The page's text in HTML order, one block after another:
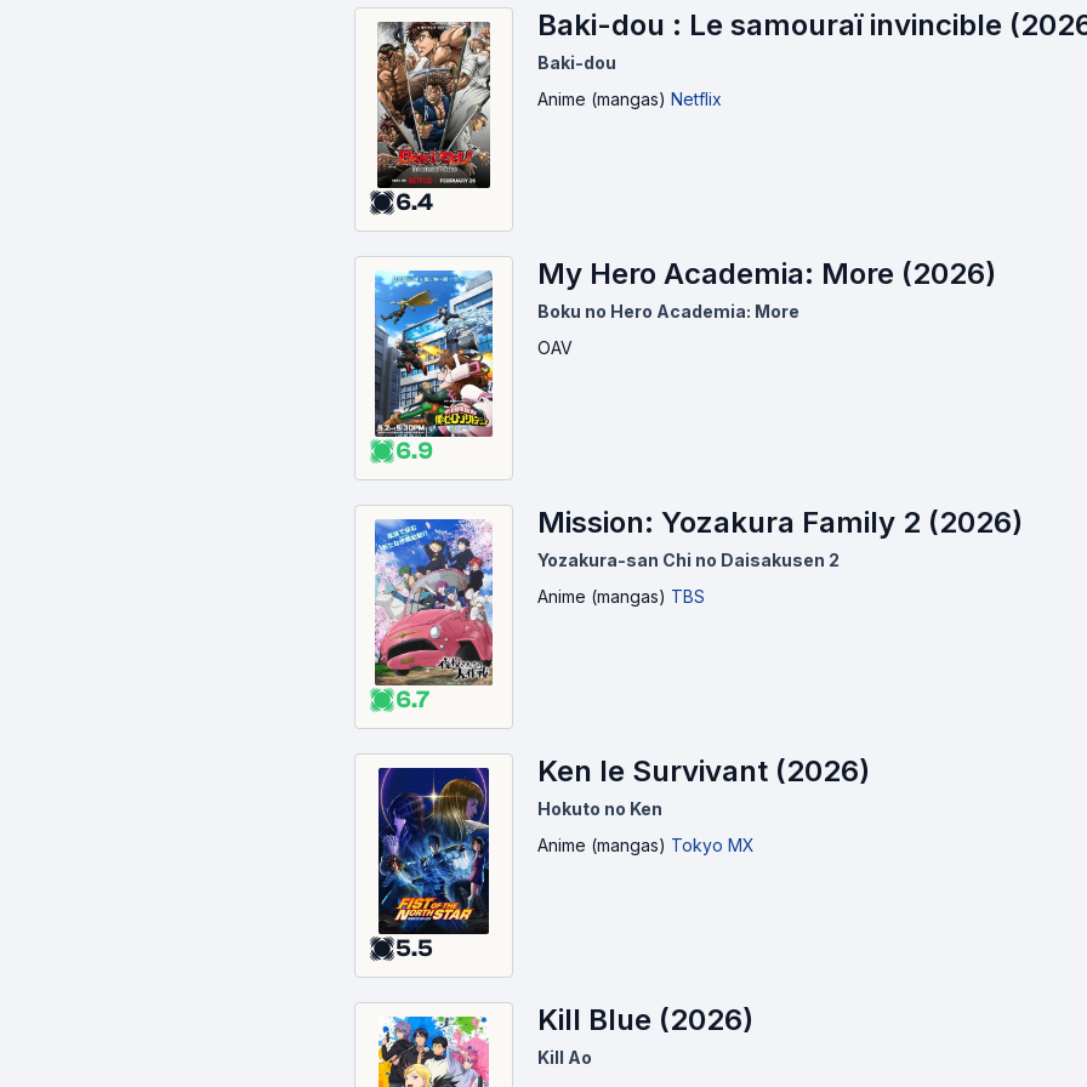
6.4
Baki-dou : Le samouraï invincible
Baki-dou
Anime (mangas) Netflix
6.9
My Hero Academia: More (2026)
Boku no Hero Academia: More
OAV
6.7
Mission: Yozakura Family 2 (2026)
Yozakura-san Chi no Daisakusen 2
Anime (mangas) TBS
5.5
Ken le Survivant (2026)
Hokuto no Ken
Anime (mangas) Tokyo MX
Kill Blue (2026)
Kill Ao